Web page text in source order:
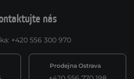
nás
: +420 556 300 970
Prodejna Ostrava